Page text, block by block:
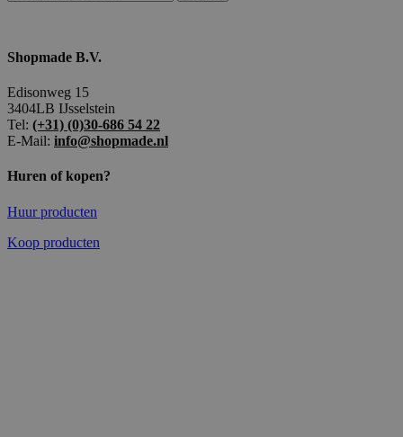
Shopmade B.V.
Edisonweg 15
3404LB IJsselstein
Tel: (+31) (0)30-686 54 22
E-Mail: info@shopmade.nl
Huren of kopen?
Huur producten
Koop producten